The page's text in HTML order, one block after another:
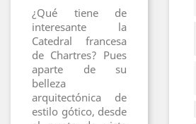
¿Qué tiene de
interesante la
Catedral francesa
de Chartres? Pues
aparte de su
belleza
arquitectónica de
estilo gótico, desde